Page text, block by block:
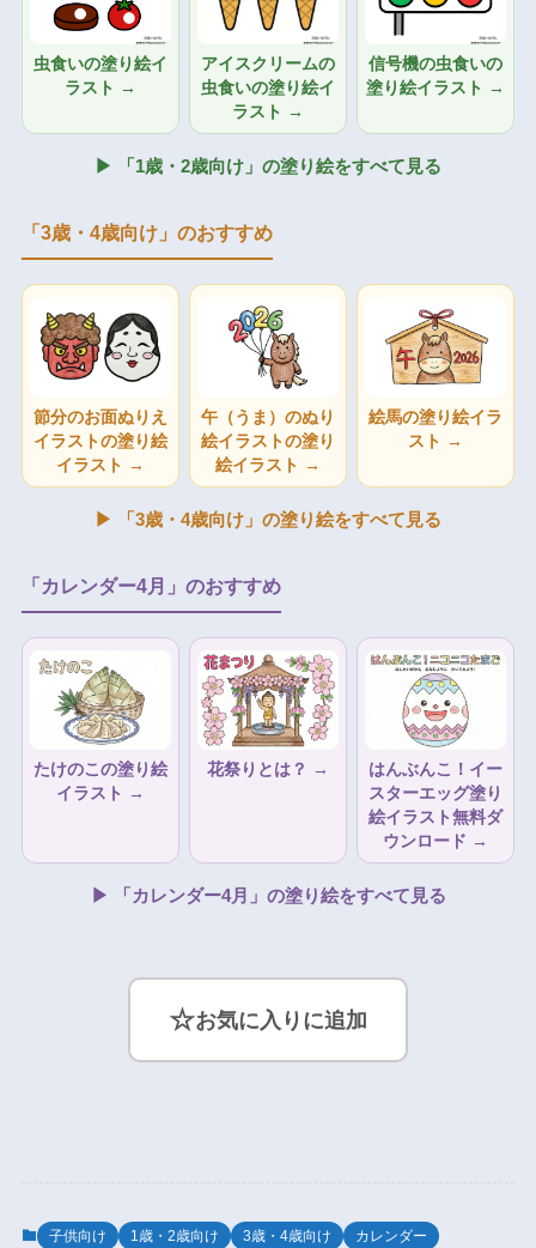
虫食いの塗り絵イ
ラスト →
アイスクリームの
虫食いの塗り絵イ
ラスト →
信号機の虫食いの
塗り絵イラスト →
▶ 「1歳・2歳向け」の塗り絵をすべて見る
「3歳・4歳向け」のおすすめ
節分のお面ぬりえ
イラストの塗り絵
イラスト →
午（うま）のぬり
絵イラストの塗り
絵イラスト →
絵馬の塗り絵イラ
スト →
▶ 「3歳・4歳向け」の塗り絵をすべて見る
「カレンダー4月」のおすすめ
たけのこの塗り絵
イラスト →
花祭りとは？ →
はんぶんこ！イー
スターエッグ塗り
絵イラスト無料ダ
ウンロード →
▶ 「カレンダー4月」の塗り絵をすべて見る
☆お気に入りに追加
子供向け 1歳・2歳向け 3歳・4歳向け
カレンダー